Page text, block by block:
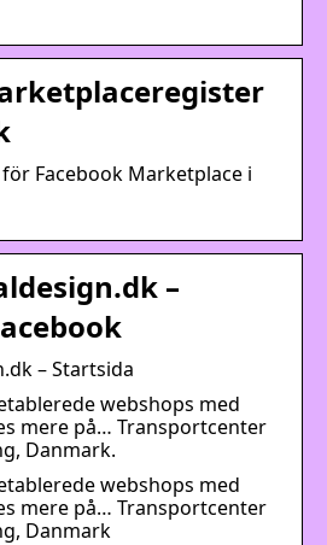
Facebook Marketplace i
–
– Startsida
webshops med
mere på… Transportcenter
Danmark.
webshops med
mere på… Transportcenter
Danmark